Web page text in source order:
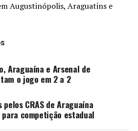
Augustinópolis, Araguatins e
Araguaína e Arsenal de
o jogo em 2 a 2
CRAS de Araguaína
competição estadual